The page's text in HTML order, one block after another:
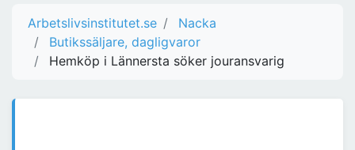
Arbetslivsinstitutet.se
Nacka
Butikssäljare, dagligvaror
Hemköp i Lännersta söker jouransvarig